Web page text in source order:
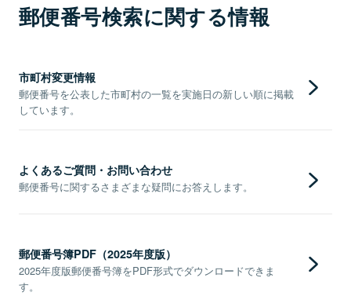
郵便番号検索に関する情報
市町村変更情報
郵便番号を公表した市町村の一覧を実施日の新しい順に掲載
しています。
よくあるご質問・お問い合わせ
郵便番号に関するさまざまな疑問にお答えします。
郵便番号簿PDF（2025年度版）
2025年度版郵便番号簿をPDF形式でダウンロードできま
す。